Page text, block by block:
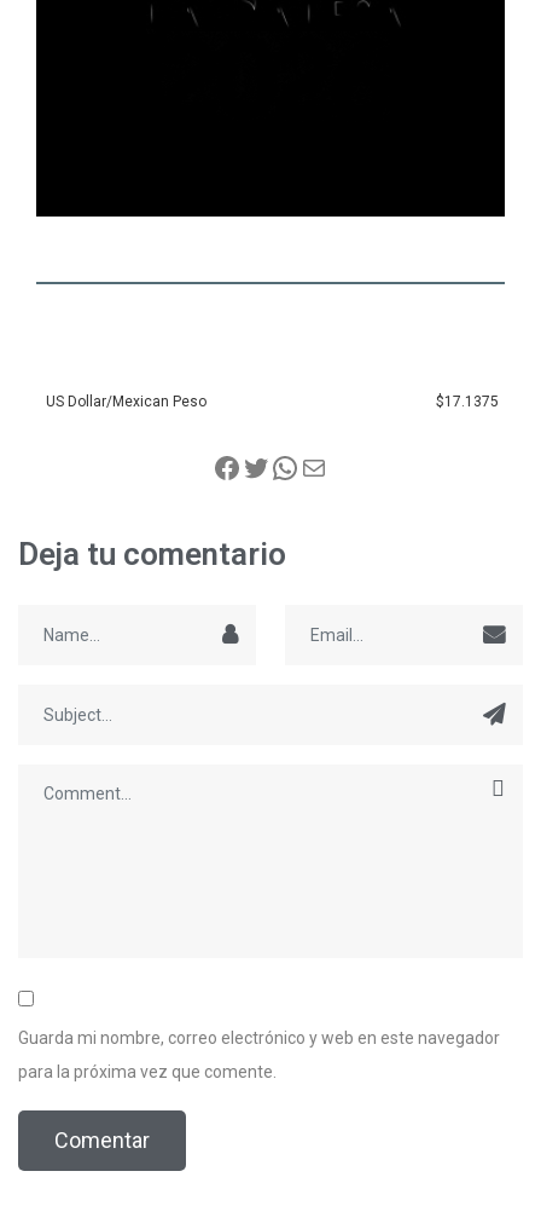
US Dollar/Mexican Peso $17.1375
Deja tu comentario
Guarda mi nombre, correo electrónico y web en este navegador
para la próxima vez que comente.